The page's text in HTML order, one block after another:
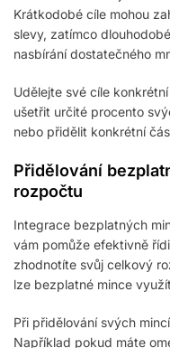
Krátkodobé cíle mohou
slevy, zatímco
nasbírání dostatečného
Udělejte své cíle
ušetřit určité procento
nebo přidělit konkrétní
Přidělování
rozpočtu
Integrace bezplatných
vám pomůže efektivně
zhodnotíte svůj celkový
lze bezplatné mince
Při přidělování svých
Například pokud máte